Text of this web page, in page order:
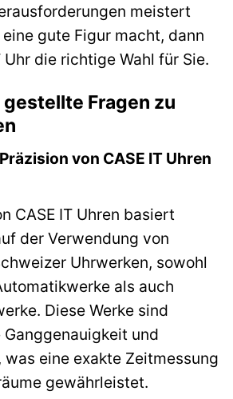
meistert
gute Figur macht, dann
Uhr die richtige Wahl für Sie.
gestellte Fragen zu
von CASE IT Uhren
CASE IT Uhren basiert
der Verwendung von
Uhrwerken, sowohl
als auch
Diese Werke sind
und
eine exakte Zeitmessung
gewährleistet.